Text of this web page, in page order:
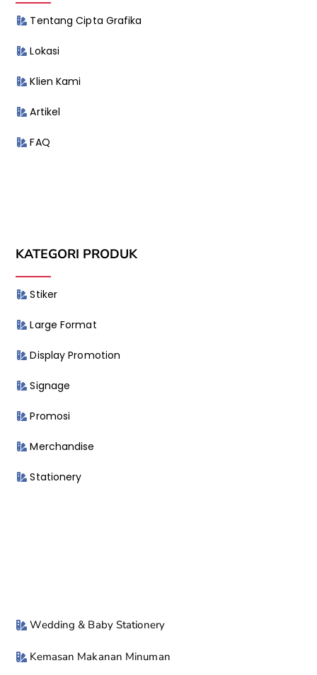
Tentang Cipta Grafika
Lokasi
Klien Kami
Artikel
FAQ
KATEGORI PRODUK
Stiker
Large Format
Display Promotion
Signage
Promosi
Merchandise
Stationery
Wedding & Baby Stationery
Kemasan Makanan Minuman